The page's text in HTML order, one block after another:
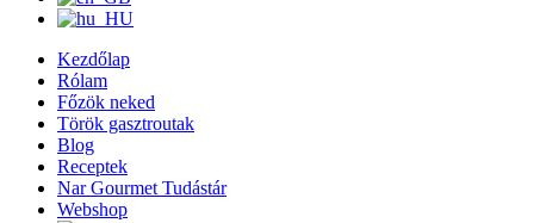
Kezdőlap
Rólam
Főzök neked
Török gasztroutak
Blog
Receptek
Nar Gourmet Tudástár
Webshop